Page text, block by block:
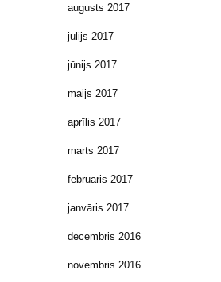
augusts 2017
jūlijs 2017
jūnijs 2017
maijs 2017
aprīlis 2017
marts 2017
februāris 2017
janvāris 2017
decembris 2016
novembris 2016